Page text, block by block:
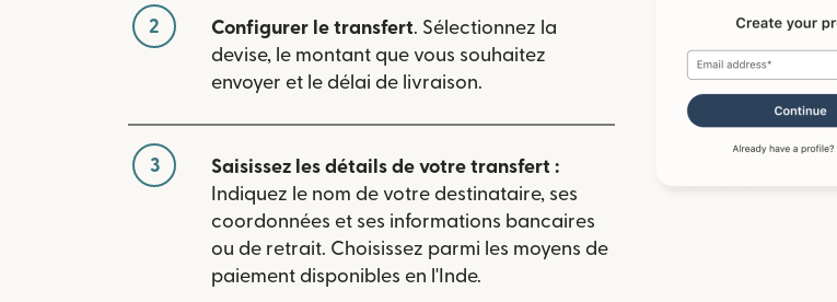
2 Configurer le transfert. Sélectionnez la
devise, le montant que vous souhaitez
envoyer et le délai de livraison.
3
Saisissez les détails de votre transfert :
Indiquez le nom de votre destinataire, ses
coordonnées et ses informations bancaires
ou de retrait. Choisissez parmi les moyens de
paiement disponibles en l'Inde.